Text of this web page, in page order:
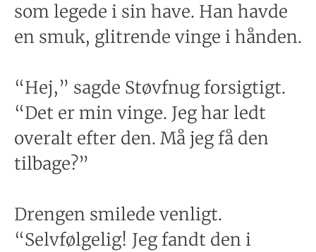
som legede i sin have. Han havde
en smuk, glitrende vinge i hånden.
“Hej,” sagde Støvfnug forsigtigt.
“Det er min vinge. Jeg har ledt
overalt efter den. Må jeg få den
tilbage?”
Drengen smilede venligt.
“Selvfølgelig! Jeg fandt den i